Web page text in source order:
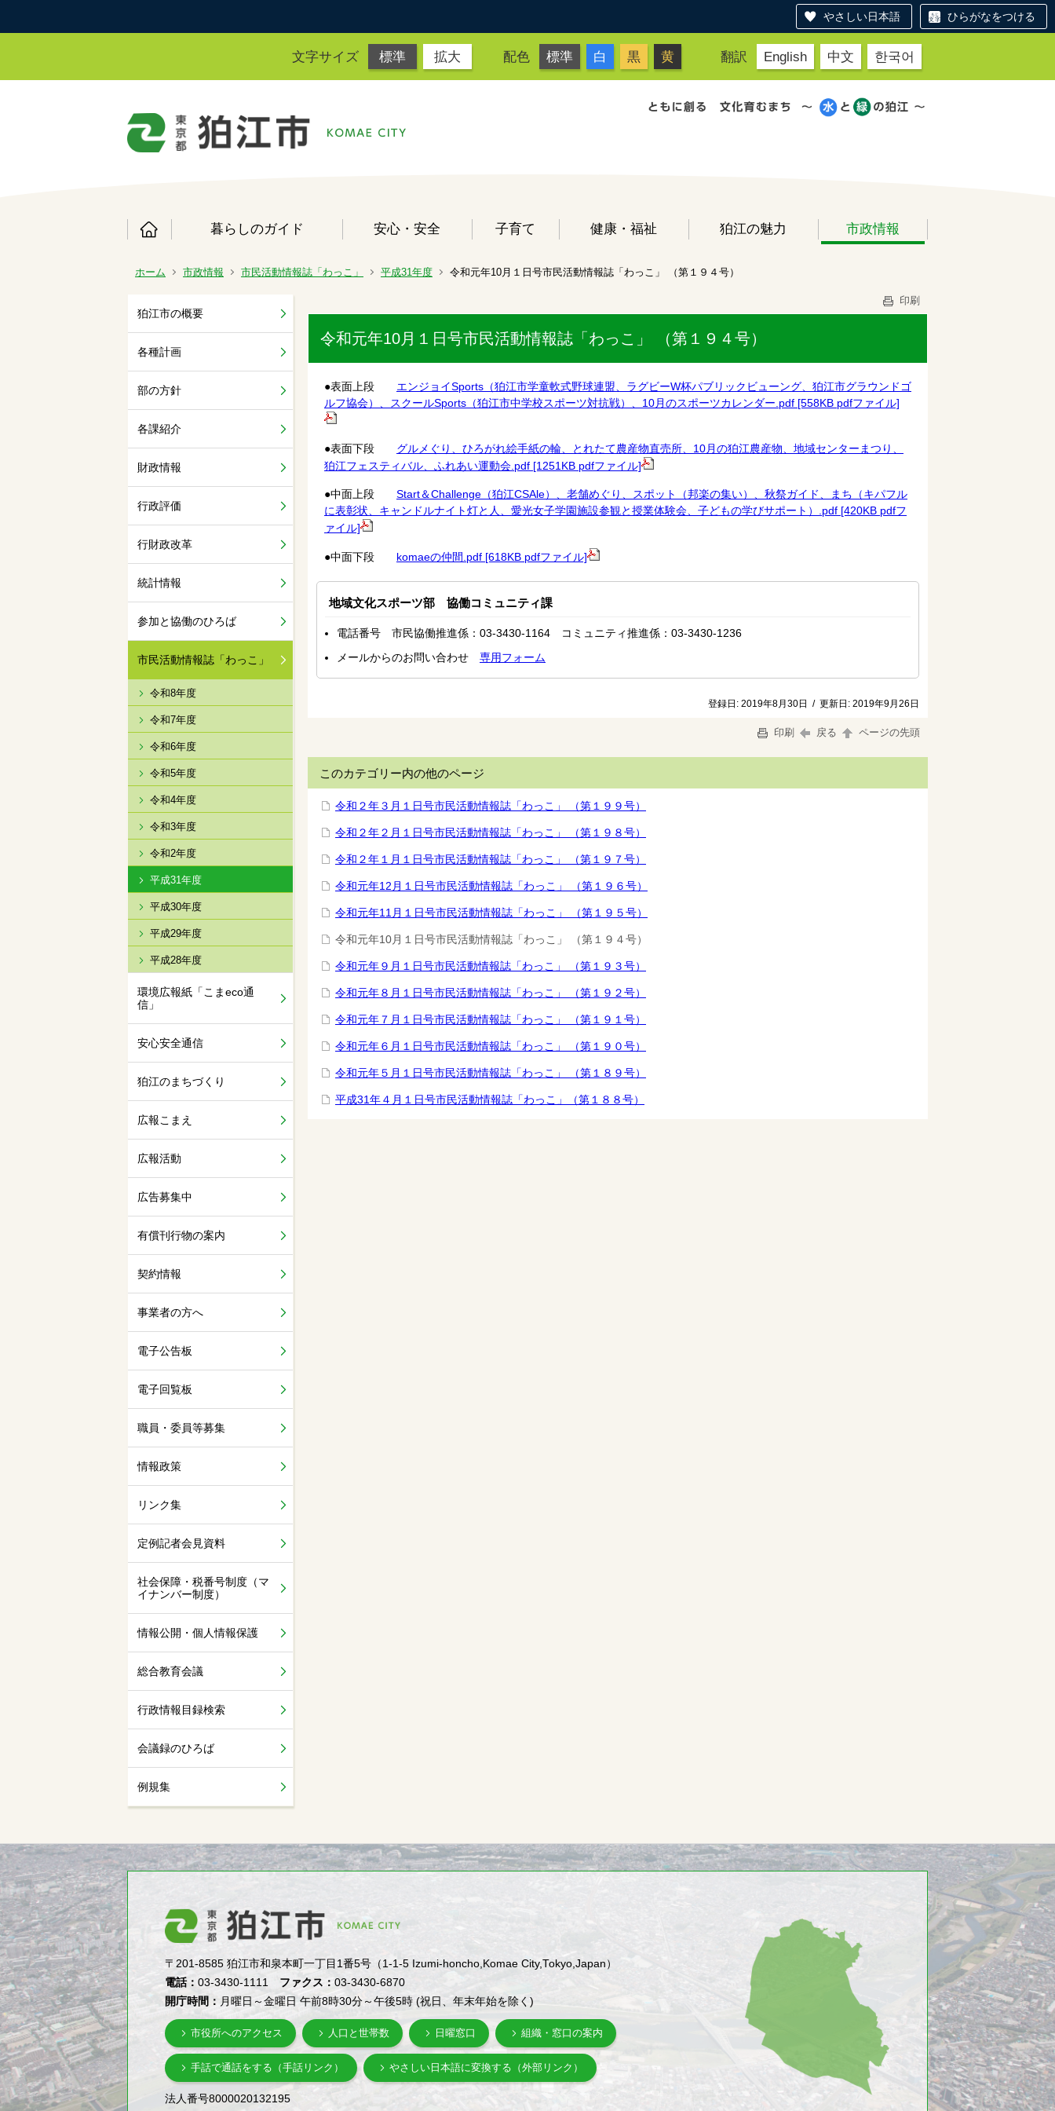
やさしい日本語 ひらがなをつける
文字サイズ 標準 拡大 配色 標準 白 黒 黄 翻訳 English 中文 한국어
暮らしのガイド 安心・安全 子育て 健康・福祉 狛江の魅力 市政情報
ホーム 市政情報 市民活動情報誌「わっこ」 平成31年度 令和元年10月１日号市民活動情報誌「わっこ」 （第１９４号）
狛江市の概要
各種計画
部の方針
各課紹介
財政情報
行政評価
行財政改革
統計情報
参加と協働のひろば
市民活動情報誌「わっこ」
令和8年度
令和7年度
令和6年度
令和5年度
令和4年度
令和3年度
令和2年度
平成31年度
平成30年度
平成29年度
平成28年度
環境広報紙「こまeco通
信」
安心安全通信
狛江のまちづくり
広報こまえ
広報活動
広告募集中
有償刊行物の案内
契約情報
事業者の方へ
電子公告板
電子回覧板
職員・委員等募集
情報政策
リンク集
定例記者会見資料
社会保障・税番号制度（マ
イナンバー制度）
情報公開・個人情報保護
総合教育会議
行政情報目録検索
会議録のひろば
例規集
印刷
令和元年10月１日号市民活動情報誌「わっこ」 （第１９４号）
●表面上段 エンジョイSports（狛江市学童軟式野球連盟、ラグビーW杯パブリックビューング、狛江市グラウンドゴ
ルフ協会）、スクールSports（狛江市中学校スポーツ対抗戦）、10月のスポーツカレンダー.pdf [558KB pdfファイル]
●表面下段 グルメぐり、ひろがれ絵手紙の輪、とれたて農産物直売所、10月の狛江農産物、地域センターまつり、
狛江フェスティバル、ふれあい運動会.pdf [1251KB pdfファイル]
●中面上段 Start＆Challenge（狛江CSAle）、老舗めぐり、スポット（邦楽の集い）、秋祭ガイド、まち（キパフル
に表彰状、キャンドルナイト灯と人、愛光女子学園施設参観と授業体験会、子どもの学びサポート）.pdf [420KB pdfフ
ァイル]
●中面下段 komaeの仲間.pdf [618KB pdfファイル]
地域文化スポーツ部 協働コミュニティ課
電話番号 市民協働推進係：03-3430-1164 コミュニティ推進係：03-3430-1236
メールからのお問い合わせ 専用フォーム
登録日: 2019年8月30日 / 更新日: 2019年9月26日
印刷 戻る ページの先頭
このカテゴリー内の他のページ
令和２年３月１日号市民活動情報誌「わっこ」 （第１９９号）
令和２年２月１日号市民活動情報誌「わっこ」 （第１９８号）
令和２年１月１日号市民活動情報誌「わっこ」 （第１９７号）
令和元年12月１日号市民活動情報誌「わっこ」 （第１９６号）
令和元年11月１日号市民活動情報誌「わっこ」 （第１９５号）
令和元年10月１日号市民活動情報誌「わっこ」 （第１９４号）
令和元年９月１日号市民活動情報誌「わっこ」 （第１９３号）
令和元年８月１日号市民活動情報誌「わっこ」 （第１９２号）
令和元年７月１日号市民活動情報誌「わっこ」 （第１９１号）
令和元年６月１日号市民活動情報誌「わっこ」 （第１９０号）
令和元年５月１日号市民活動情報誌「わっこ」 （第１８９号）
平成31年４月１日号市民活動情報誌「わっこ」（第１８８号）
〒201-8585 狛江市和泉本町一丁目1番5号（1-1-5 Izumi-honcho,Komae City,Tokyo,Japan）
電話：03-3430-1111 ファクス：03-3430-6870
開庁時間： 月曜日～金曜日 午前8時30分～午後5時 (祝日、年末年始を除く)
市役所へのアクセス 人口と世帯数 日曜窓口 組織・窓口の案内
手話で通話をする（手話リンク） やさしい日本語に変換する（外部リンク）
法人番号8000020132195